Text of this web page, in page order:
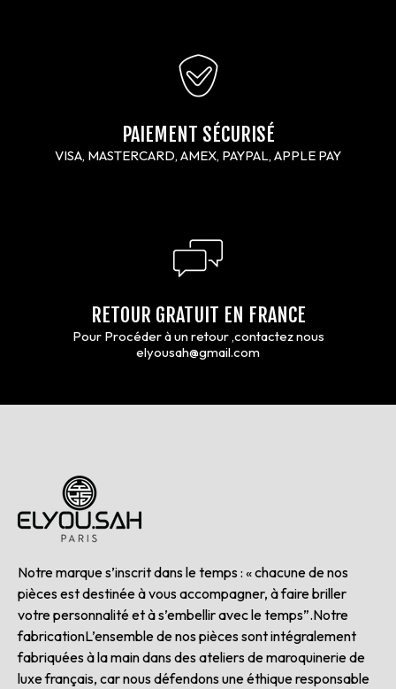
PAIEMENT SÉCURISÉ
VISA, MASTERCARD, AMEX, PAYPAL, APPLE PAY
RETOUR GRATUIT EN FRANCE
Pour Procéder à un retour ,contactez nous
elyousah@gmail.com
Notre marque s’inscrit dans le temps : « chacune de nos
pièces est destinée à vous accompagner, à faire briller
votre personnalité et à s’embellir avec le temps”.Notre
fabricationL’ensemble de nos pièces sont intégralement
fabriquées à la main dans des ateliers de maroquinerie de
luxe français, car nous défendons une éthique responsable